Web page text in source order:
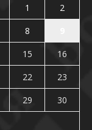
1
2
8
15
16
22
23
29
30